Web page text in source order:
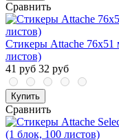
Сравнить
Стикеры Attache 76x51
листов)
41 руб 32 руб
Купить
Сравнить